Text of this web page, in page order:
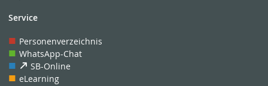
Service
Personenverzeichnis
WhatsApp-Chat
SB-Online
eLearning